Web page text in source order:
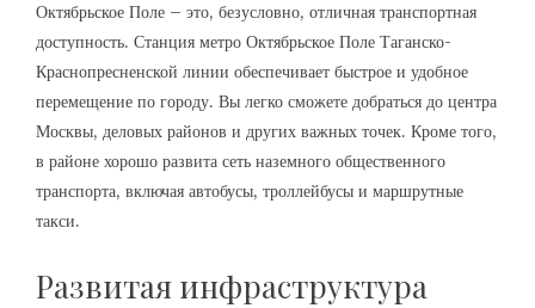
Октябрьское Поле – это, безусловно, отличная транспортная
доступность. Станция метро Октябрьское Поле Таганско-
Краснопресненской линии обеспечивает быстрое и удобное
перемещение по городу. Вы легко сможете добраться до центра
Москвы, деловых районов и других важных точек. Кроме того,
в районе хорошо развита сеть наземного общественного
транспорта, включая автобусы, троллейбусы и маршрутные
такси.
Развитая инфраструктура